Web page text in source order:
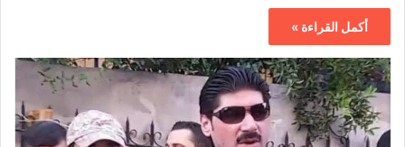
أكمل القراءة »